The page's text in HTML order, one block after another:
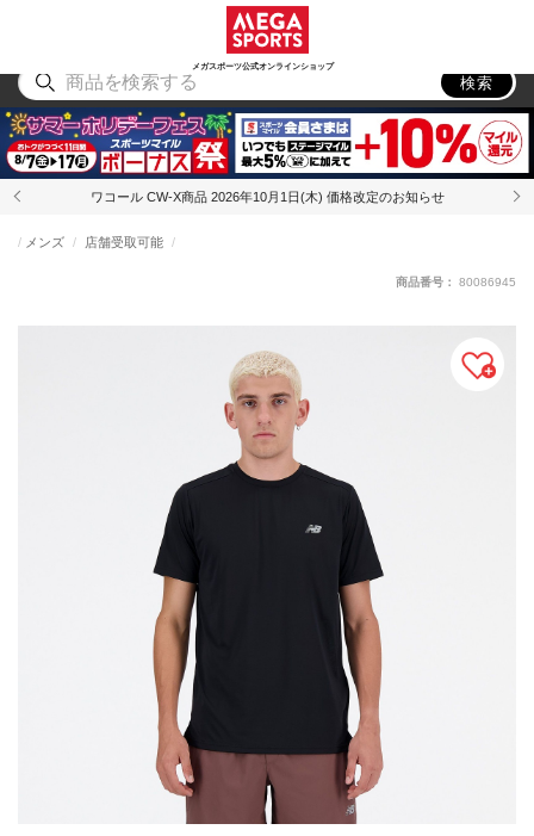
メガスポーツ公式オンラインショップ
アウトドア
検索
ワコール CW-X商品 2026年10月1日(木) 価格改定のお知らせ
メンズ 店舗受取可能
商品番号： 80086945